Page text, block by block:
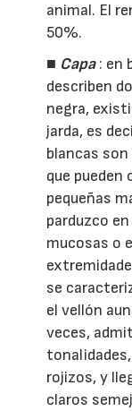
animal. El
50%.
■ Capa : en
describen
negra,
jarda, es
blancas
que
pequeñas
parduzco
mucosas o
se
el vellón
veces,
rojizos, y
claros